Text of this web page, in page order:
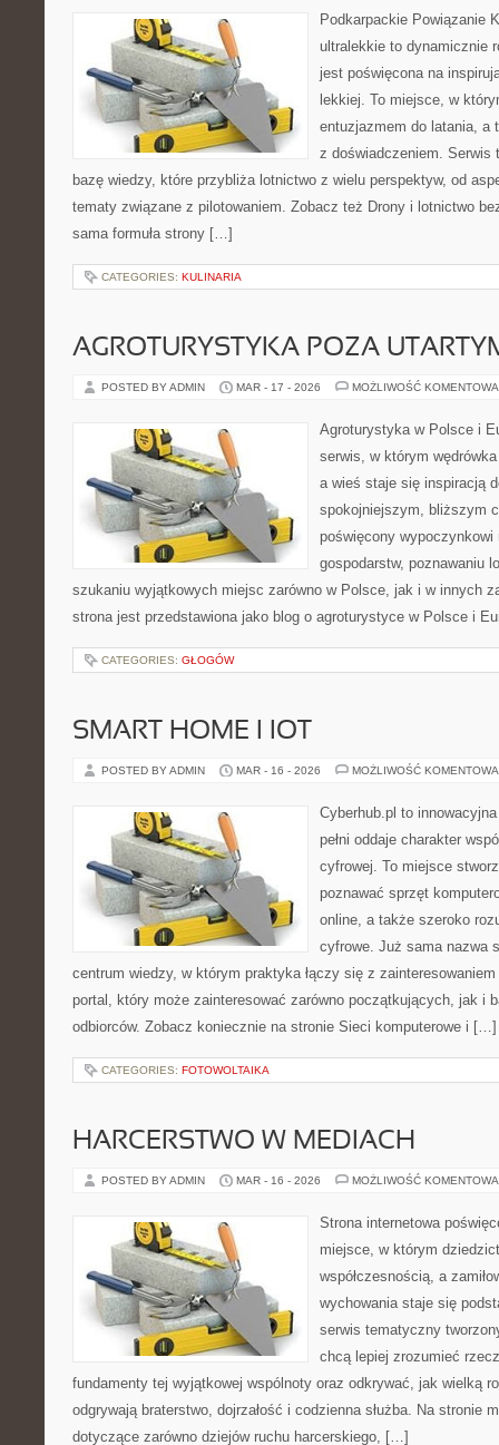
Podkarpackie Powiązanie
ultralekkie to dynamicznie
jest poświęcona na
lekkiej. To miejsce, w
entuzjazmem do latania, a
z doświadczeniem. Serwis
bazę wiedzy, które przybliża lotnictwo z wielu perspektyw, od
tematy związane z pilotowaniem. Zobacz też Drony i lotnictwo
sama formuła strony […]
CATEGORIES: KULINARIA
AGROTURYSTYKA POZA
POSTED BY ADMIN MAR - 17 - 2026 MOŻLIWOŚĆ
Agroturystyka w Polsce i
serwis, w którym
a wieś staje się inspiracją
spokojniejszym, bliższym
poświęcony wypoczynkowi
gospodarstw, poznawaniu
szukaniu wyjątkowych miejsc zarówno w Polsce, jak i w innych
strona jest przedstawiona jako blog o agroturystyce w Polsce i
CATEGORIES: GŁOGÓW
SMART HOME I IOT
POSTED BY ADMIN MAR - 16 - 2026 MOŻLIWOŚĆ
Cyberhub.pl to
pełni oddaje charakter
cyfrowej. To miejsce
poznawać sprzęt
online, a także szeroko
cyfrowe. Już sama nazwa
centrum wiedzy, w którym praktyka łączy się z
portal, który może zainteresować zarówno początkujących, jak i
odbiorców. Zobacz koniecznie na stronie Sieci komputerowe i […]
CATEGORIES: FOTOWOLTAIKA
HARCERSTWO W MEDIACH
POSTED BY ADMIN MAR - 16 - 2026 MOŻLIWOŚĆ
Strona internetowa
miejsce, w którym
współczesnością, a
wychowania staje się
serwis tematyczny
chcą lepiej zrozumieć
fundamenty tej wyjątkowej wspólnoty oraz odkrywać, jak wielką
odgrywają braterstwo, dojrzałość i codzienna służba. Na stronie
dotyczące zarówno dziejów ruchu harcerskiego, […]